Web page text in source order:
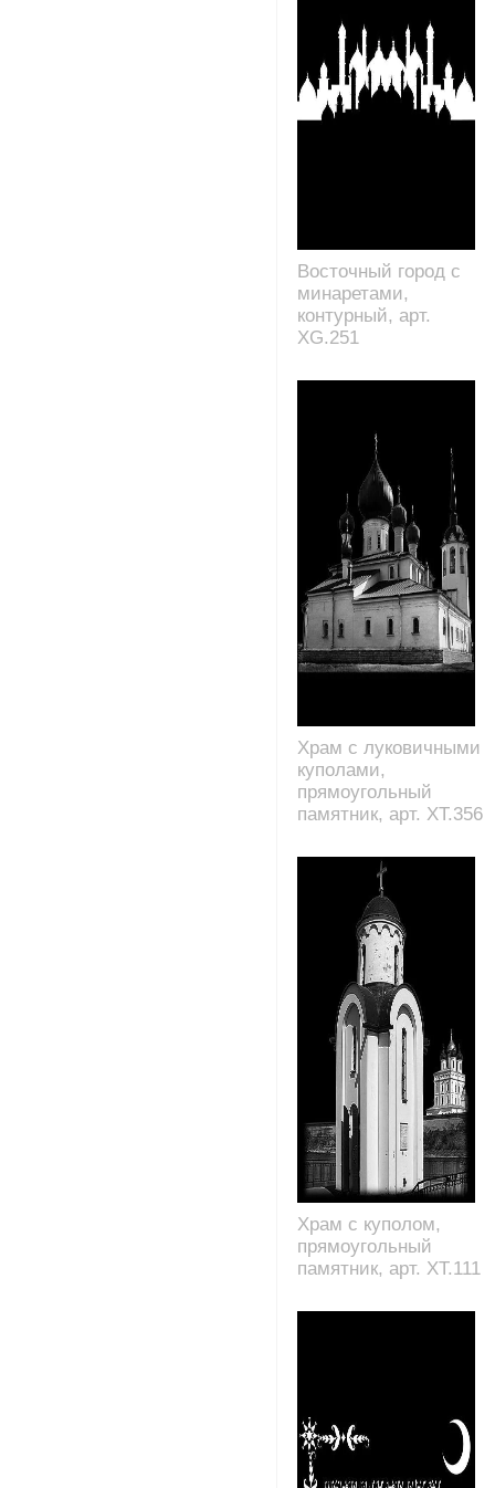
Восточный город с
минаретами,
контурный, арт.
XG.251
Храм с луковичными
куполами,
прямоугольный
памятник, арт. XT.356
Храм с куполом,
прямоугольный
памятник, арт. XT.111